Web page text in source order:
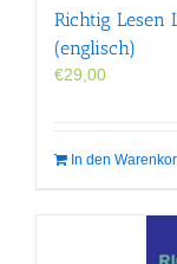
Richtig Lesen
(englisch)
€29,00
In den